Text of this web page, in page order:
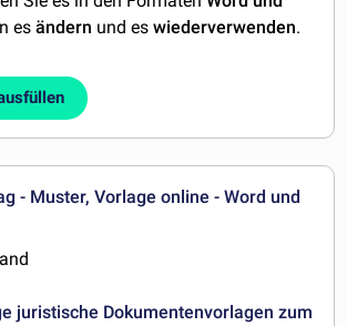
esändern und eswiederverwenden.
- Muster, Vorlage online - Word und
juristische Dokumentenvorlagen zum